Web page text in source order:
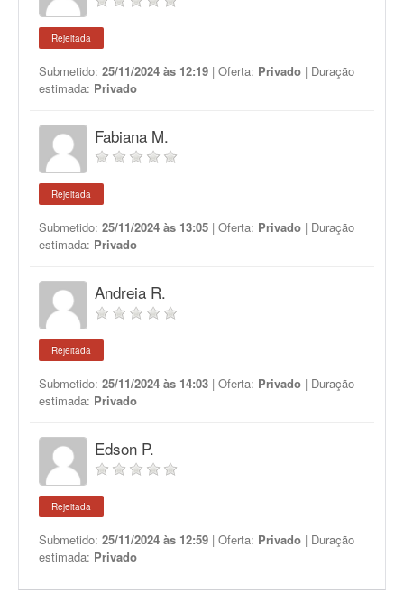
Rejeitada
Submetido: 25/11/2024 às 12:19 | Oferta: Privado | Duração
estimada: Privado
Fabiana M.
Rejeitada
Submetido: 25/11/2024 às 13:05 | Oferta: Privado | Duração
estimada: Privado
Andreia R.
Rejeitada
Submetido: 25/11/2024 às 14:03 | Oferta: Privado | Duração
estimada: Privado
Edson P.
Rejeitada
Submetido: 25/11/2024 às 12:59 | Oferta: Privado | Duração
estimada: Privado